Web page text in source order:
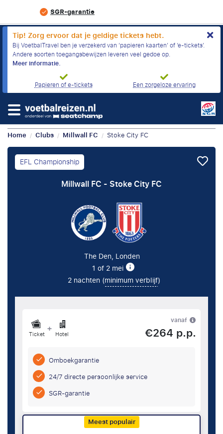
SGR-garantie
Tip! Zorg ervoor dat je geldige tickets hebt.
Bij VoetbalTravel ben je verzekerd van ‘papieren kaarten’ of ‘e-tickets’.
Andere soorten toegangsbewijzen leveren veel gedoe op.
Meer informatie.
Papieren of e-tickets
Een zorgeloze ervaring
Home / Clubs / Millwall FC / Stoke City FC
EFL Championship
Millwall FC - Stoke City FC
The Den, Londen
1 of 2 mei
2 nachten (minimum verblijf)
Ticket + Hotel
vanaf
€264 p.p.
Omboekgarantie
24/7 directe persoonlijke service
SGR-garantie
Meest populair